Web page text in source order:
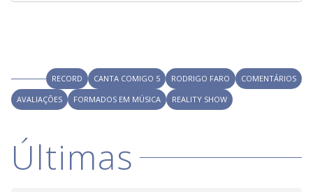
RECORD CANTA COMIGO 5 RODRIGO FARO
COMENTÁRIOS
AVALIAÇÕES
FORMADOS EM MÚSICA REALITY SHOW
Últimas